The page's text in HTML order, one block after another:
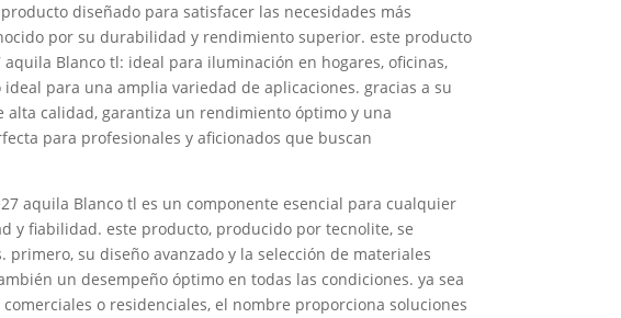
diseñado para satisfacer las necesidades más
por su durabilidad y rendimiento superior. este producto
Blanco tl: ideal para iluminación en hogares, oficinas,
para una amplia variedad de aplicaciones. gracias a su
calidad, garantiza un rendimiento óptimo y una
para profesionales y aficionados que buscan
aquila Blanco tl es un componente esencial para cualquier
y fiabilidad. este producto, producido por tecnolite, se
primero, su diseño avanzado y la selección de materiales
un desempeño óptimo en todas las condiciones. ya sea
o residenciales, el nombre proporciona soluciones